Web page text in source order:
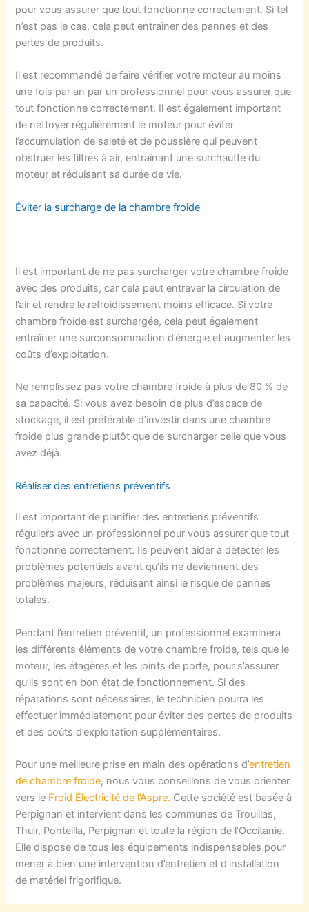
pour vous assurer que tout fonctionne correctement. Si tel
n’est pas le cas, cela peut entraîner des pannes et des
pertes de produits.
Il est recommandé de faire vérifier votre moteur au moins
une fois par an par un professionnel pour vous assurer que
tout fonctionne correctement. Il est également important
de nettoyer régulièrement le moteur pour éviter
l’accumulation de saleté et de poussière qui peuvent
obstruer les filtres à air, entraînant une surchauffe du
moteur et réduisant sa durée de vie.
Éviter la surcharge de la chambre froide
Il est important de ne pas surcharger votre chambre froide
avec des produits, car cela peut entraver la circulation de
l’air et rendre le refroidissement moins efficace. Si votre
chambre froide est surchargée, cela peut également
entraîner une surconsommation d’énergie et augmenter les
coûts d’exploitation.
Ne remplissez pas votre chambre froide à plus de 80 % de
sa capacité. Si vous avez besoin de plus d’espace de
stockage, il est préférable d’investir dans une chambre
froide plus grande plutôt que de surcharger celle que vous
avez déjà.
Réaliser des entretiens préventifs
Il est important de planifier des entretiens préventifs
réguliers avec un professionnel pour vous assurer que tout
fonctionne correctement. Ils peuvent aider à détecter les
problèmes potentiels avant qu’ils ne deviennent des
problèmes majeurs, réduisant ainsi le risque de pannes
totales.
Pendant l’entretien préventif, un professionnel examinera
les différents éléments de votre chambre froide, tels que le
moteur, les étagères et les joints de porte, pour s’assurer
qu’ils sont en bon état de fonctionnement. Si des
réparations sont nécessaires, le technicien pourra les
effectuer immédiatement pour éviter des pertes de produits
et des coûts d’exploitation supplémentaires.
Pour une meilleure prise en main des opérations d’entretien
de chambre froide, nous vous conseillons de vous orienter
vers le Froid Électricité de l’Aspre. Cette société est basée à
Perpignan et intervient dans les communes de Trouillas,
Thuir, Ponteilla, Perpignan et toute la région de l’Occitanie.
Elle dispose de tous les équipements indispensables pour
mener à bien une intervention d’entretien et d’installation
de matériel frigorifique.